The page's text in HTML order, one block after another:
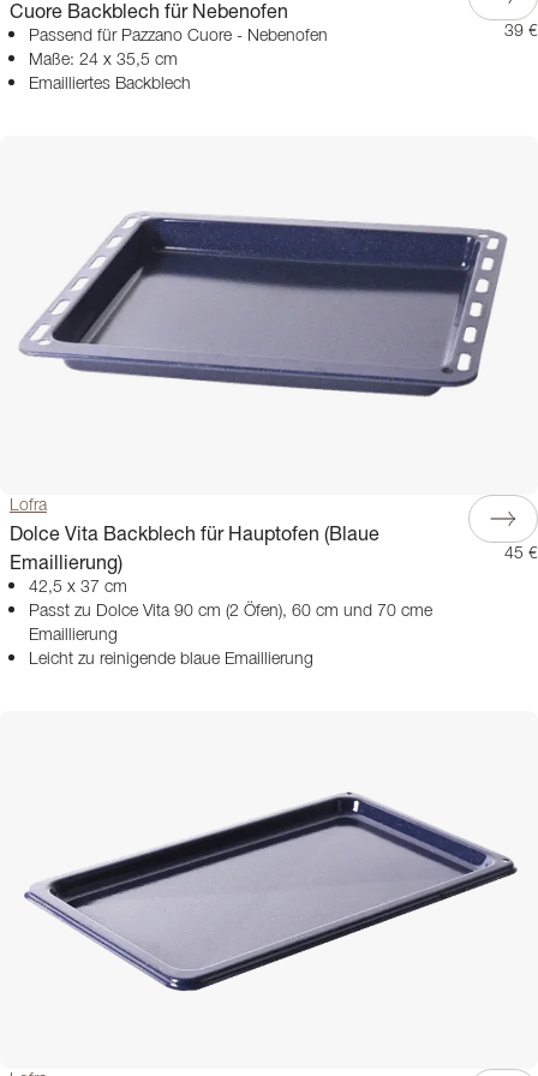
Cuore Backblech für Nebenofen
Passend für Pazzano Cuore - Nebenofen
Maße: 24 x 35,5 cm
Emailliertes Backblech
39 €
Lofra
Dolce Vita Backblech für Hauptofen (Blaue
Emaillierung)
42,5 x 37 cm
Passt zu Dolce Vita 90 cm (2 Öfen), 60 cm und 70 cme
Emaillierung
Leicht zu reinigende blaue Emaillierung
45 €